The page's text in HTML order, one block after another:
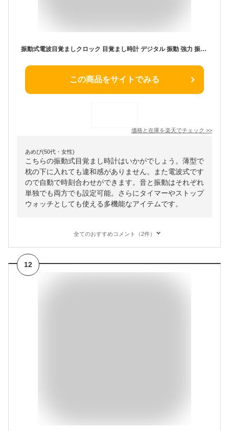
振動式電波目覚ましクロック 目覚まし時計 デジタル 振動 強力 振動式 スヌーズ 電波時計 超薄型 タイマー ストップウォッチ機能 ホワイト 時計 ブルブル 遅刻 寝坊 ADESSO アデッソ ADE-02WT
この商品をサイトでみる
価格と在庫を楽天でチェック >>
あめぴ(50代・女性)
こちらの振動式目覚まし時計はいかがでしょう。薄型で
枕の下に入れても違和感がありません。また電波式です
ので自動で時刻合わせができます。音と振動はそれぞれ
単独でも両方でも設定可能。さらにタイマーやストップ
ウォッチとしても使える多機能なアイテムです。
全てのおすすめコメント（2件）
12